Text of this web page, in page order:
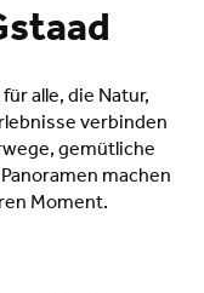
alle, die Natur,
verbinden
gemütliche
machen
Moment.